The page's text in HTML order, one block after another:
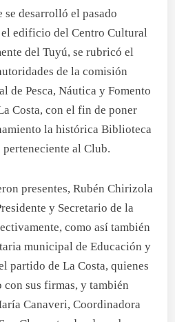
desarrolló el pasado
edificio del Centro Cultural
del Tuyú, se rubricó el
de la comisión
de Pesca, Náutica y Fomento
Costa, con el fin de poner
la histórica Biblioteca
al Club.
presentes, Rubén Chirizola
y Secretario de la
como así también
municipal de Educación y
partido de La Costa, quienes
sus firmas, y también
Canaveri, Coordinadora